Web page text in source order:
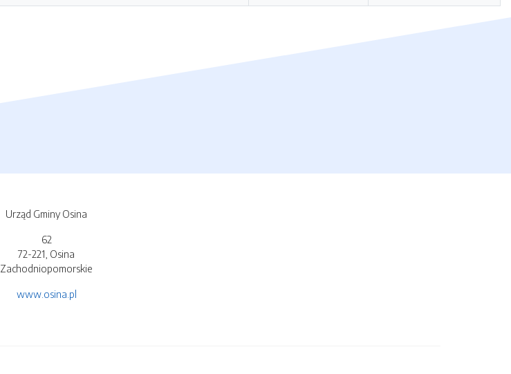
Urząd Gminy Osina
62
72-221, Osina
Zachodniopomorskie
www.osina.pl